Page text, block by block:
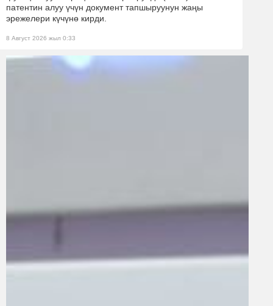
патентин алуу үчүн документ тапшыруунун жаңы
эрежелери күчүнө кирди.
8 Август 2026 жыл 0:33